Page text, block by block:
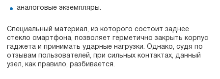
аналоговые экземпляры.
Специальный материал, из которого состоит заднее
стекло смартфона, позволяет герметично закрыть корпус
гаджета и принимать ударные нагрузки. Однако, судя по
отзывам пользователей, при сильных контактах, данный
узел, как правило, разбивается.